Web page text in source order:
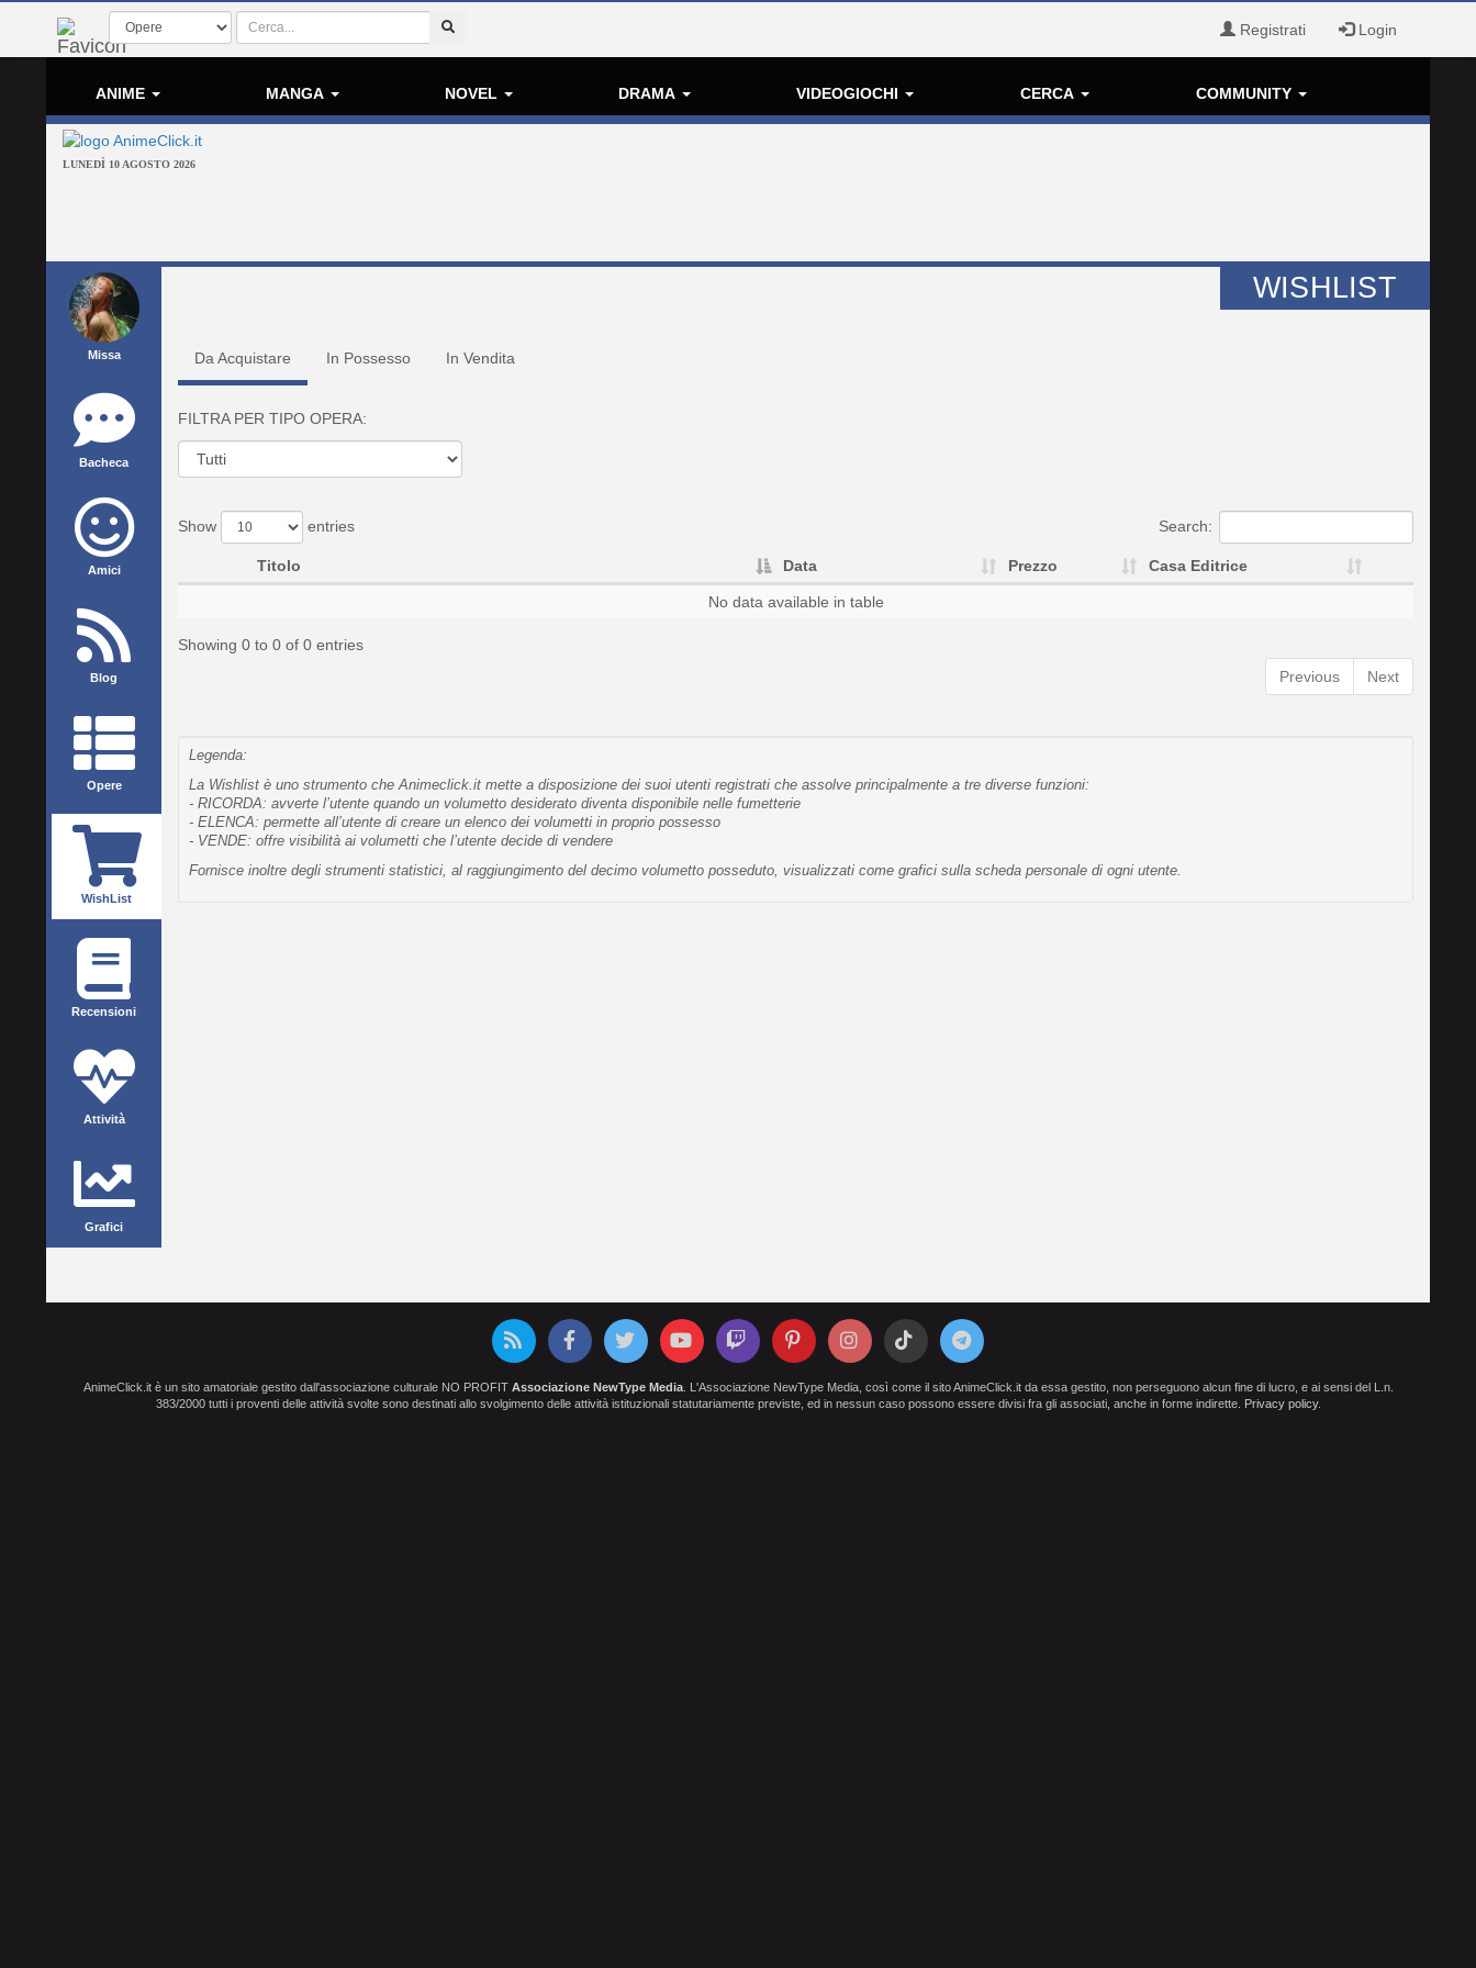
Registrati Login
ANIME MANGA NOVEL DRAMA VIDEOGIOCHI CERCA COMMUNITY
LUNEDÌ 10 AGOSTO 2026
Missa
Bacheca
Amici
Blog
Opere
WishList
Recensioni
Attività
Grafici
WISHLIST
Da Acquistare In Possesso In Vendita
FILTRA PER TIPO OPERA:
Show entries Search:
Titolo Data Prezzo Casa Editrice
No data available in table
Showing 0 to 0 of 0 entries
Previous
Next
Legenda:
La Wishlist è uno strumento che Animeclick.it mette a disposizione dei suoi utenti registrati che assolve principalmente a tre diverse funzioni:
- RICORDA: avverte l’utente quando un volumetto desiderato diventa disponibile nelle fumetterie
- ELENCA: permette all’utente di creare un elenco dei volumetti in proprio possesso
- VENDE: offre visibilità ai volumetti che l’utente decide di vendere
Fornisce inoltre degli strumenti statistici, al raggiungimento del decimo volumetto posseduto, visualizzati come grafici sulla scheda personale di ogni utente.
AnimeClick.it è un sito amatoriale gestito dall'associazione culturale NO PROFIT Associazione NewType Media. L'Associazione NewType Media, così come il sito AnimeClick.it da essa gestito, non perseguono alcun fine di lucro, e ai sensi del L.n.
383/2000 tutti i proventi delle attività svolte sono destinati allo svolgimento delle attività istituzionali statutariamente previste, ed in nessun caso possono essere divisi fra gli associati, anche in forme indirette. Privacy policy.